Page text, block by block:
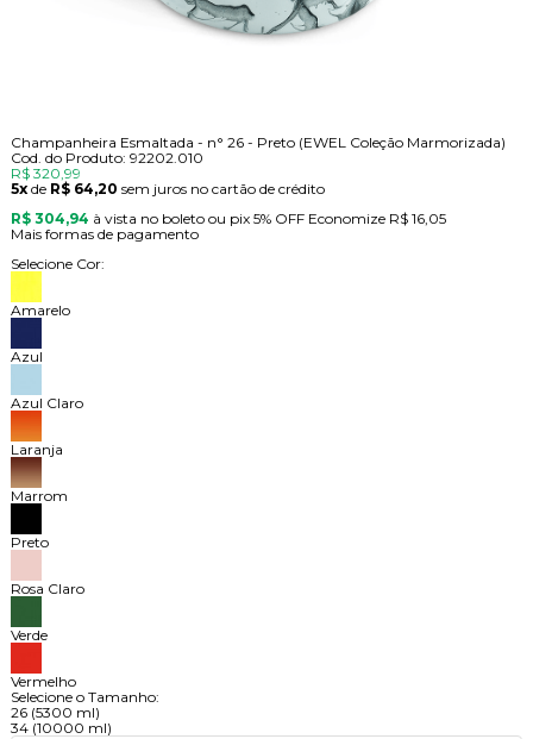
Champanheira Esmaltada - n° 26 - Preto (EWEL Coleção Marmorizada)
Cod. do Produto: 92202.010
R$ 320,99
5xde R$ 64,20 sem juros no cartão de crédito
R$ 304,94 à vista no boleto ou pix 5% OFF Economize R$ 16,05
Mais formas de pagamento
Selecione Cor:
Amarelo
Azul
Azul Claro
Laranja
Marrom
Preto
Rosa Claro
Verde
Vermelho
Selecione o Tamanho:
26 (5300 ml)
34 (10000 ml)